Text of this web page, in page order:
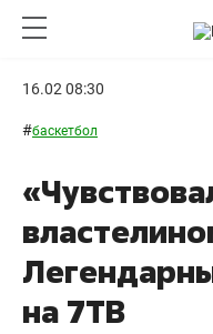
16.02 08:30
#баскетбол
на 7ТВ